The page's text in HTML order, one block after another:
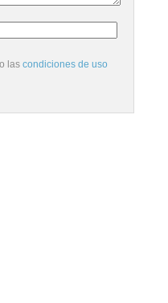
las condiciones de uso